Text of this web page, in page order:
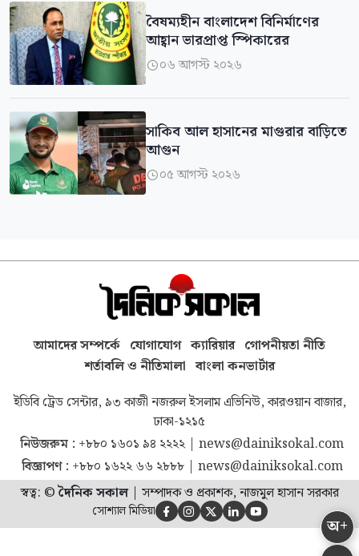
বৈষম্যহীন বাংলাদেশ বিনির্মাণের
আহ্বান ভারপ্রাপ্ত স্পিকারের
০৬ আগস্ট ২০২৬
সাকিব আল হাসানের মাগুরার বাড়িতে
আগুন
০৫ আগস্ট ২০২৬
অ+
আমাদের সম্পর্কে যোগাযোগ ক্যারিয়ার গোপনীয়তা নীতি
শর্তাবলি ও নীতিমালা বাংলা কনভার্টার
ইডিবি ট্রেড সেন্টার, ৯৩ কাজী নজরুল ইসলাম এভিনিউ, কারওয়ান বাজার,
ঢাকা-১২১৫
নিউজরুম : +৮৮০ ১৬০১ ৯৪ ২২২২| news@dainiksokal.com
বিজ্ঞাপণ : +৮৮০ ১৬২২ ৬৬ ২৮৮৮| news@dainiksokal.com
স্বত্ব: ©দৈনিক সকাল| সম্পাদক ও প্রকাশক, নাজমুল হাসান সরকার
সোশ্যাল মিডিয়া     